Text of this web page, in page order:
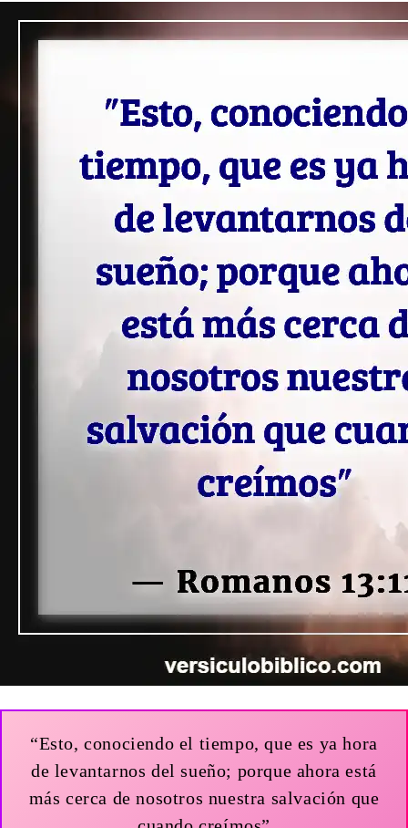
“Esto, conociendo el tiempo, que es ya hora
de levantarnos del sueño; porque ahora está
más cerca de nosotros nuestra salvación que